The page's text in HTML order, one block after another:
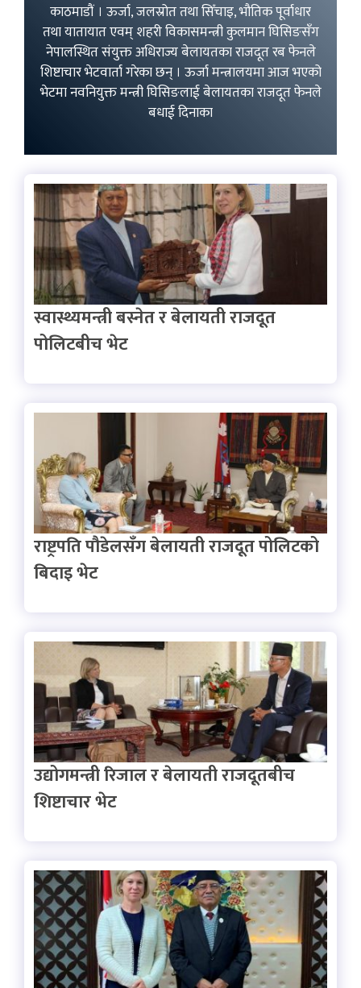
काठमाडौं । ऊर्जा, जलस्रोत तथा सिँचाइ, भौतिक पूर्वाधार
तथा यातायात एवम् शहरी विकासमन्त्री कुलमान घिसिङसँग
नेपालस्थित संयुक्त अधिराज्य बेलायतका राजदूत रब फेनले
शिष्टाचार भेटवार्ता गरेका छन् । ऊर्जा मन्त्रालयमा आज भएको
भेटमा नवनियुक्त मन्त्री घिसिङलाई बेलायतका राजदूत फेनले
बधाई दिनाका
स्वास्थ्यमन्त्री बस्नेत र बेलायती राजदूत
पोलिटबीच भेट
राष्ट्रपति पौडेलसँग बेलायती राजदूत पोलिटको
बिदाइ भेट
उद्योगमन्त्री रिजाल र बेलायती राजदूतबीच
शिष्टाचार भेट